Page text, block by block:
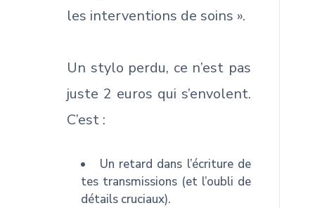
les interventions de soins ».
Un stylo perdu, ce n’est pas
juste 2 euros qui s’envolent.
C’est :
Un retard dans l’écriture de
tes transmissions (et l’oubli de
détails cruciaux).